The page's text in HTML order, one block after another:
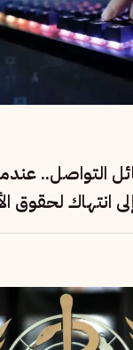
التواصل..
انتهاك لحقوق